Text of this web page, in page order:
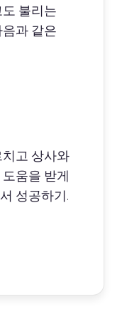
불리는
과 같은
고 상사와
움을 받게
성공하기.